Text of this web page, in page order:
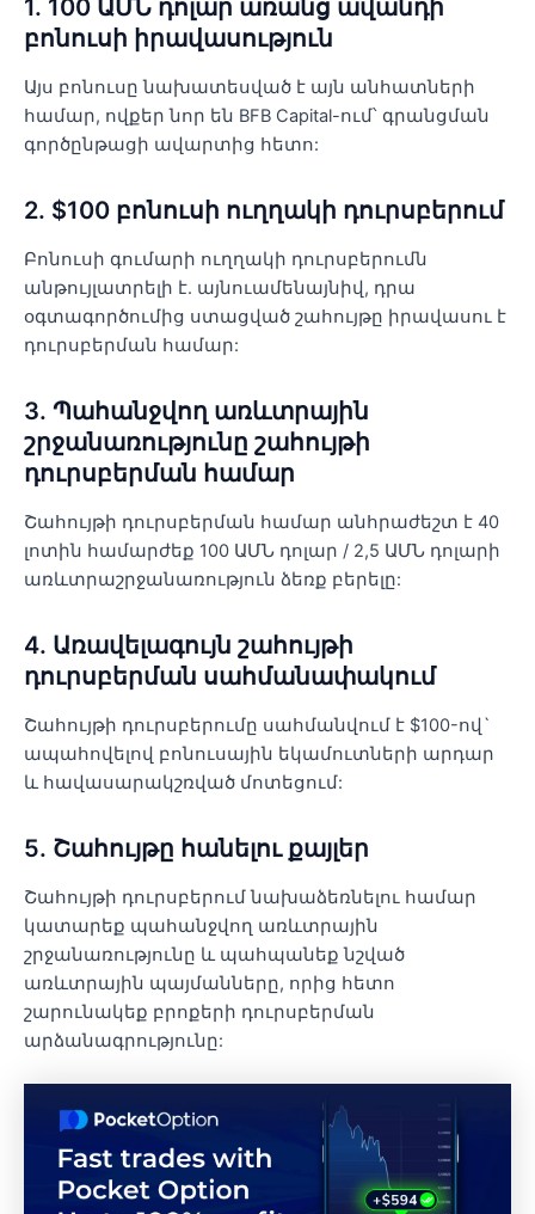
1. 100 ԱՄՆ դոլար առանց ավանդի
բոնուսի իրավասություն
Այս բոնուսը նախատեսված է այն անհատների
համար, ովքեր նոր են BFB Capital-ում՝ գրանցման
գործընթացի ավարտից հետո:
2. $100 բոնուսի ուղղակի դուրսբերում
Բոնուսի գումարի ուղղակի դուրսբերումն
անթույլատրելի է. այնուամենայնիվ, դրա
օգտագործումից ստացված շահույթը իրավասու է
դուրսբերման համար:
3. Պահանջվող առևտրային
շրջանառությունը շահույթի
դուրսբերման համար
Շահույթի դուրսբերման համար անհրաժեշտ է 40
լոտին համարժեք 100 ԱՄՆ դոլար / 2,5 ԱՄՆ դոլարի
առևտրաշրջանառություն ձեռք բերելը:
4. Առավելագույն շահույթի
դուրսբերման սահմանափակում
Շահույթի դուրսբերումը սահմանվում է $100-ով`
ապահովելով բոնուսային եկամուտների արդար
և հավասարակշռված մոտեցում:
5. Շահույթը հանելու քայլեր
Շահույթի դուրսբերում նախաձեռնելու համար
կատարեք պահանջվող առևտրային
շրջանառությունը և պահպանեք նշված
առևտրային պայմանները, որից հետո
շարունակեք բրոքերի դուրսբերման
արձանագրությունը: